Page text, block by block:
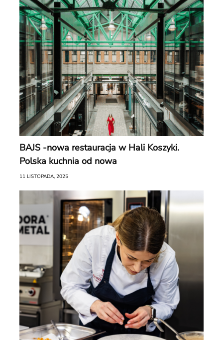
BAJS -nowa restauracja w Hali Koszyki.
Polska kuchnia od nowa
11 LISTOPADA, 2025